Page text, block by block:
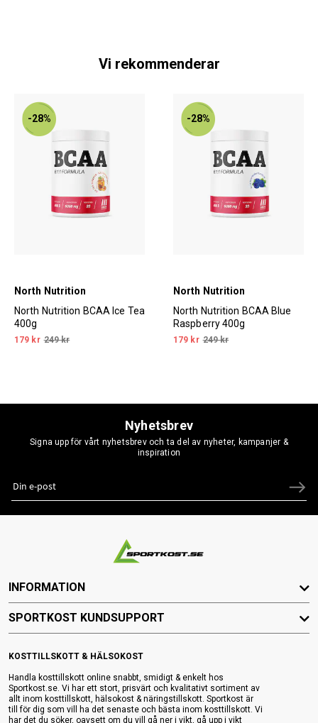
Vi rekommenderar
-28%
North Nutrition
North Nutrition BCAA Ice Tea
400g
179 kr 249 kr
-28%
North Nutrition
North Nutrition BCAA Blue
Raspberry 400g
179 kr 249 kr
Nyhetsbrev
Signa upp för vårt nyhetsbrev och ta del av nyheter, kampanjer &
inspiration
KOSTTILLSKOTT & HÄLSOKOST
Handla kosttillskott online snabbt, smidigt & enkelt hos
Sportkost.se. Vi har ett stort, prisvärt och kvalitativt sortiment av
allt inom kosttillskott, hälsokost & näringstillskott. Sportkost är
till för dig som vill ha det senaste och bästa inom kosttillskott. Vi
har det du söker, oavsett om du vill gå ner i vikt, gå upp i vikt
INFORMATION
SPORTKOST KUNDSUPPORT